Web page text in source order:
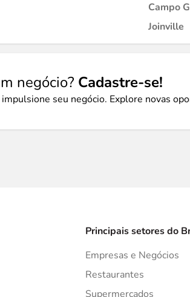
Campo
Joinville
negócio? Cadastre-se!
seu negócio. Explore novas
Principais setores do
Empresas e Negócios
Restaurantes
Supermercados